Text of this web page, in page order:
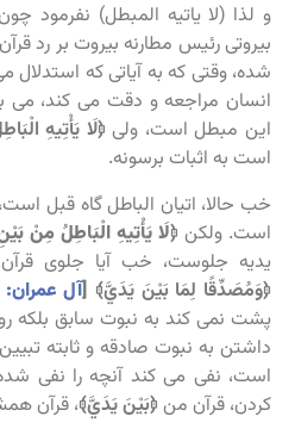
بیروتی رئیس مطارنه بیروت بر رد
شده، وقتی که به آیاتی که استدلال
انسان مراجعه و دقت می کند، می
این مبطل است، ولی ﴿لَا يَأْتِيهِ
است به اثبات برسونه.
خب حالا، اتیان الباطل گاه قبل
است. ولکن ﴿لَا يَأْتِيهِ الْبَاطِلُ مِنْ
یدیه جلوست، خب آیا جلوی قرآن
﴿وَمُصَدِّقًا لِمَا بَيْنَ يَدَيَّ﴾ [آل عمران:
پشت نمی کند به نبوت سابق بلکه
داشتن به نبوت صادقه و ثابته
است، نفی می کند آنچه را نفی
کردن، قرآن من ﴿بَيْنَ يَدَيَّ﴾، قرآن